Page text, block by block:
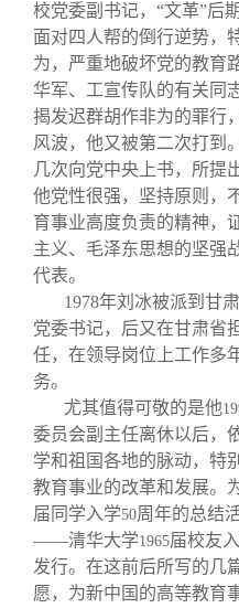
校党委副书记，“文革”后
面对四人帮的倒行逆势，
为，严重地破坏党的教育
华军、工宣传队的有关同
揭发迟群胡作非为的罪行
风波，他又被第二次打到
几次向党中央上书，所提
他党性很强，坚持原则，
育事业高度负责的精神，
主义、毛泽东思想的坚强
代表。
1978年刘冰被派到甘
党委书记，后又在甘肃省
任，在领导岗位上工作多
务。
尤其值得可敬的是他
委员会副主任离休以后，
学和祖国各地的脉动，特
教育事业的改革和发展。
届同学入学50周年的总结
——清华大学1965届校友
发行。在这前后所写的几
愿，为新中国的高等教育